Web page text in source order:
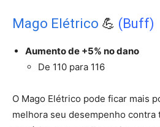
Mago Elétrico 💪 (Buff)
Aumento de +5% no dano
De 110 para 116
O Mago Elétrico pode ficar mais
melhora seu desempenho contra